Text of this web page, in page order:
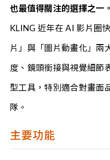
也最值得關注的選擇之一。
KLING 近年在 AI 影片圈
片」與「圖片動畫化」兩
度、鏡頭銜接與視覺細節
型工具，特別適合對畫面
隊。
主要功能